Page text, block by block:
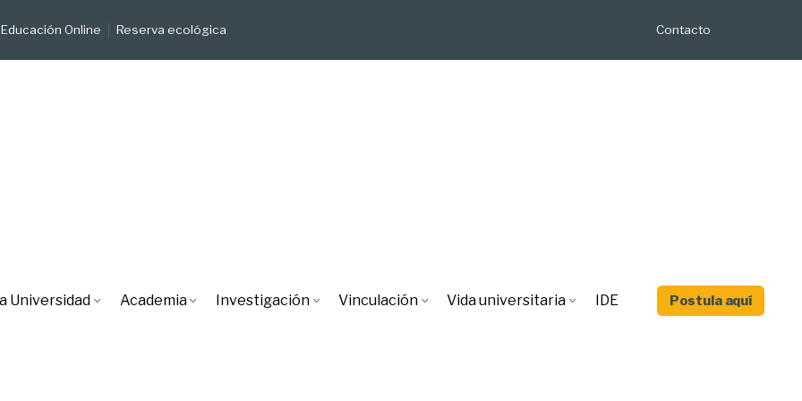
Educación Online Reserva ecológica Contacto
Universidad Academia Investigación Vinculación Vida universitaria IDE Postula aquí